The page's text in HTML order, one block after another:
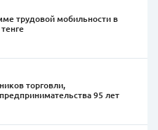
трудовой мобильности в
торговли,
95 лет